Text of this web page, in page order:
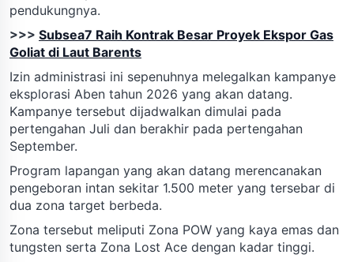
pendukungnya.
>>> Subsea7 Raih Kontrak Besar Proyek Ekspor Gas
Goliat di Laut Barents
Izin administrasi ini sepenuhnya melegalkan kampanye
eksplorasi Aben tahun 2026 yang akan datang.
Kampanye tersebut dijadwalkan dimulai pada
pertengahan Juli dan berakhir pada pertengahan
September.
Program lapangan yang akan datang merencanakan
pengeboran intan sekitar 1.500 meter yang tersebar di
dua zona target berbeda.
Zona tersebut meliputi Zona POW yang kaya emas dan
tungsten serta Zona Lost Ace dengan kadar tinggi.